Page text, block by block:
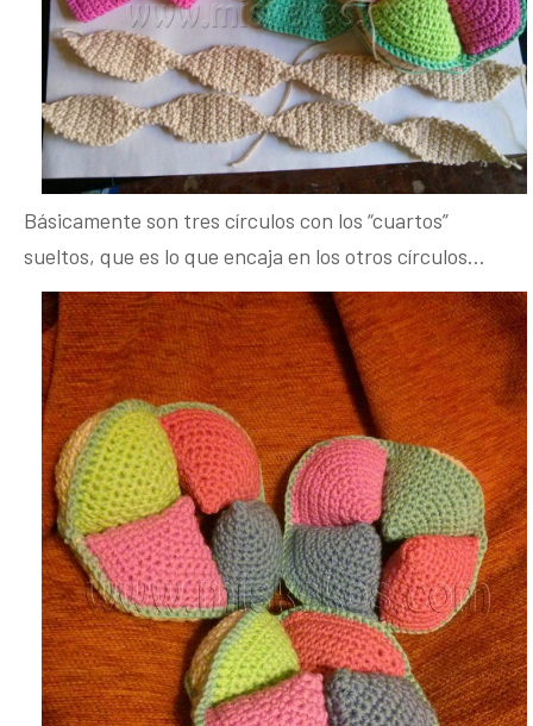
Básicamente son tres círculos con los “cuartos”
sueltos, que es lo que encaja en los otros círculos…